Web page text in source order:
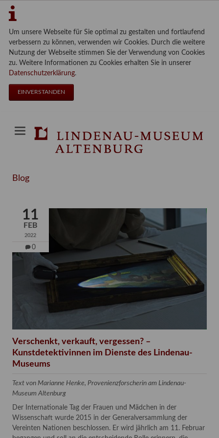
Um unsere Webseite für Sie optimal zu gestalten und fortlaufend
verbessern zu können, verwenden wir Cookies. Durch die weitere
Nutzung der Webseite stimmen Sie der Verwendung von Cookies
zu. Weitere Informationen zu Cookies erhalten Sie in unserer
Datenschutzerklärung.
EINVERSTANDEN
Blog
11
FEB
2022
0
Verschenkt, verkauft, vergessen? –
Kunstdetektivinnen im Dienste des Lindenau-
Museums
Text von Marianne Henke, Provenienzforscherin am Lindenau-
Museum Altenburg
Der Internationale Tag der Frauen und Mädchen in der
Wissenschaft wurde 2015 in der Generalversammlung der
Vereinten Nationen beschlossen. Er wird jährlich am 11. Februar